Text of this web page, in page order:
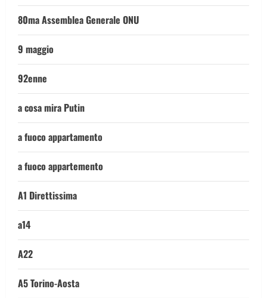
80ma Assemblea Generale ONU
9 maggio
92enne
a cosa mira Putin
a fuoco appartamento
a fuoco appartemento
A1 Direttissima
a14
A22
A5 Torino-Aosta